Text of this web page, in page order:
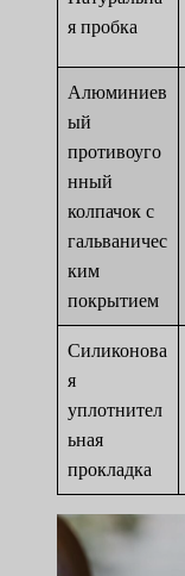
я пробка
Алюминиев
ый
противоуго
нный
колпачок с
гальваничес
ким
покрытием
Силиконова
я
уплотнител
ьная
прокладка